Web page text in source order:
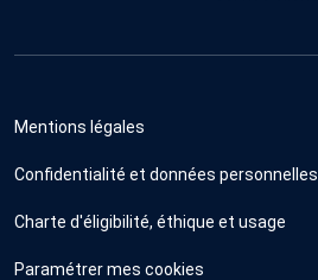
Mentions légales
Confidentialité et données personnelles
Charte d'éligibilité, éthique et usage
Paramétrer mes cookies